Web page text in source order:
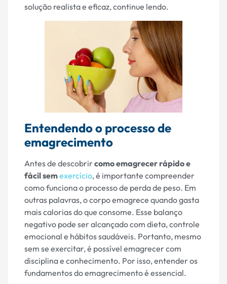
solução realista e eficaz, continue lendo.
Entendendo o processo de
emagrecimento
Antes de descobrircomo emagrecer rápido e
fácil semexercício, é importante compreender
como funciona o processo de perda de peso. Em
outras palavras, o corpo emagrece quando gasta
mais calorias do que consome. Esse balanço
negativo pode ser alcançado com dieta, controle
emocional e hábitos saudáveis. Portanto, mesmo
sem se exercitar, é possível emagrecer com
disciplina e conhecimento. Por isso, entender os
fundamentos do emagrecimento é essencial.